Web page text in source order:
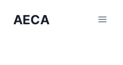
AECA